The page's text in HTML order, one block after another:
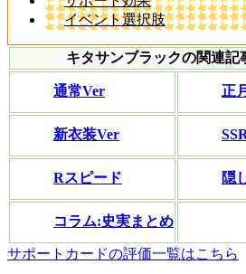
イベント選択肢
キタサンブラックの関連記
通常Ver 正
新衣装Ver
Rスピード 隠
コラム:史実まとめ
サポートカードの評価一覧はこちら